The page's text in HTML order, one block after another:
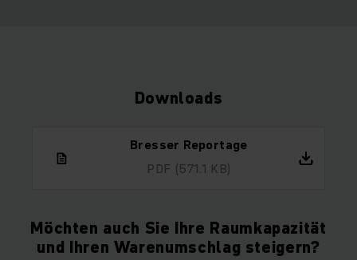
Downloads
Bresser Reportage
PDF (571.1 KB)
Möchten auch Sie Ihre Raumkapazität
und Ihren Warenumschlag steigern?